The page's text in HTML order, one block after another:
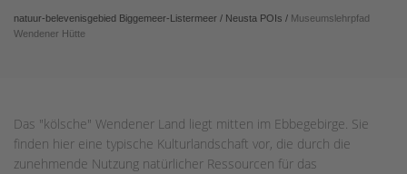
natuur-belevenisgebied Biggemeer-Listermeer / Neusta POIs / Museumslehrpfad
Wendener Hütte
Das "kölsche" Wendener Land liegt mitten im Ebbegebirge. Sie
finden hier eine typische Kulturlandschaft vor, die durch die
zunehmende Nutzung natürlicher Ressourcen für das